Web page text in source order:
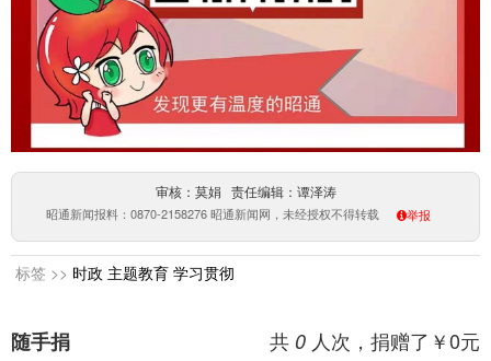
审核：莫娟 责任编辑：谭泽涛
昭通新闻报料：0870-2158276 昭通新闻网，未经授权不得转载 举报
标签 >> 时政 主题教育 学习贯彻
共 0 人次，捐赠了￥0元
随手捐